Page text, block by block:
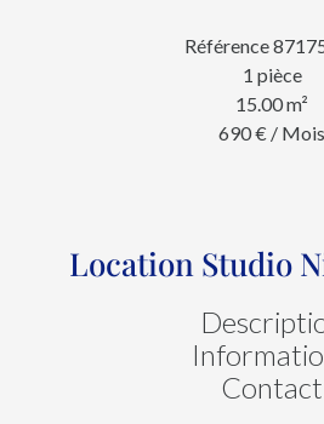
Référence
1 pièce
15.00m²
690 € / Mois
Location Studio
Contact